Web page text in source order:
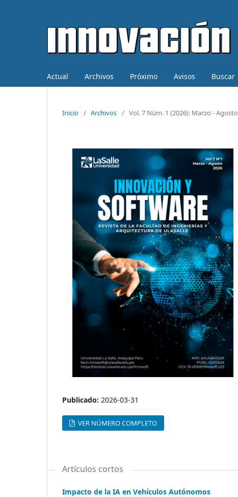
Actual Archivos Próximo Avisos Buscar
Inicio / Archivos / Vol. 7 Núm. 1 (2026): Marzo - Agosto
Publicado: 2026-03-31
VER NÚMERO COMPLETO
Artículos cortos
Impacto de la IA en Vehículos Autónomos